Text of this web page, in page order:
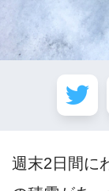
週末2日間に